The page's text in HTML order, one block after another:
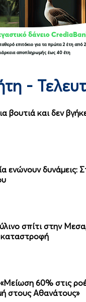
-
βουτιά και δεν
ενώνουν δυνάμεις:
σπίτι στην
καταστροφή
60% στις
στους Αθανάτους»